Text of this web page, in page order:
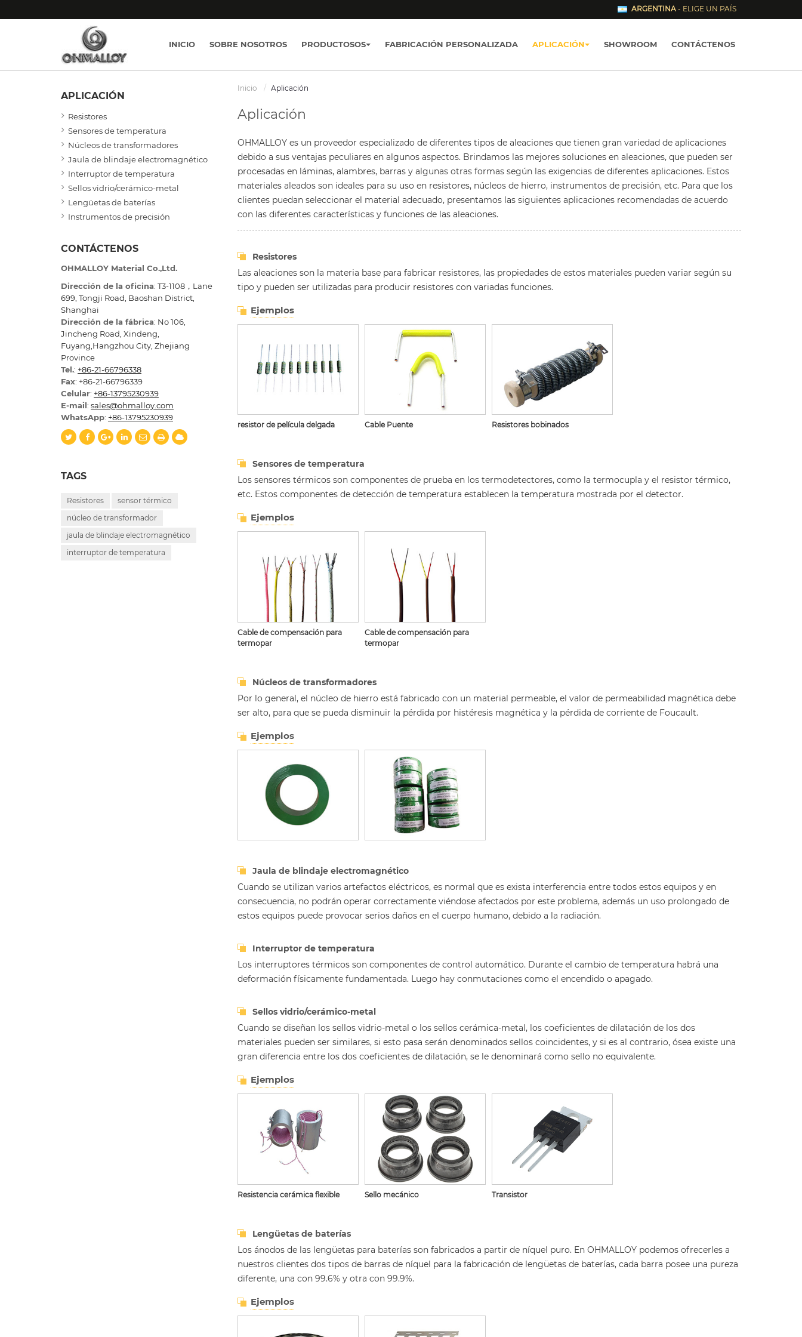
ARGENTINA - ELIGE UN PAÍS
INICIO SOBRE NOSOTROS PRODUCTOSOS FABRICACIÓN PERSONALIZADA APLICACIÓN SHOWROOM CONTÁCTENOS
Inicio Aplicación
Aplicación
OHMALLOY es un proveedor especializado de diferentes tipos de aleaciones que tienen gran variedad de aplicaciones
debido a sus ventajas peculiares en algunos aspectos. Brindamos las mejores soluciones en aleaciones, que pueden ser
procesadas en láminas, alambres, barras y algunas otras formas según las exigencias de diferentes aplicaciones. Estos
materiales aleados son ideales para su uso en resistores, núcleos de hierro, instrumentos de precisión, etc. Para que los
clientes puedan seleccionar el material adecuado, presentamos las siguientes aplicaciones recomendadas de acuerdo
con las diferentes características y funciones de las aleaciones.
Resistores
Las aleaciones son la materia base para fabricar resistores, las propiedades de estos materiales pueden variar según su
tipo y pueden ser utilizadas para producir resistores con variadas funciones.
Ejemplos
resistor de película delgada Cable Puente Resistores bobinados
Sensores de temperatura
Los sensores térmicos son componentes de prueba en los termodetectores, como la termocupla y el resistor térmico,
etc. Estos componentes de detección de temperatura establecen la temperatura mostrada por el detector.
Ejemplos
Cable de compensación para
termopar
Cable de compensación para
termopar
Núcleos de transformadores
Por lo general, el núcleo de hierro está fabricado con un material permeable, el valor de permeabilidad magnética debe
ser alto, para que se pueda disminuir la pérdida por histéresis magnética y la pérdida de corriente de Foucault.
Ejemplos
Jaula de blindaje electromagnético
Cuando se utilizan varios artefactos eléctricos, es normal que es exista interferencia entre todos estos equipos y en
consecuencia, no podrán operar correctamente viéndose afectados por este problema, además un uso prolongado de
estos equipos puede provocar serios daños en el cuerpo humano, debido a la radiación.
Interruptor de temperatura
Los interruptores térmicos son componentes de control automático. Durante el cambio de temperatura habrá una
deformación físicamente fundamentada. Luego hay conmutaciones como el encendido o apagado.
Sellos vidrio/cerámico-metal
Cuando se diseñan los sellos vidrio-metal o los sellos cerámica-metal, los coeficientes de dilatación de los dos
materiales pueden ser similares, si esto pasa serán denominados sellos coincidentes, y si es al contrario, ósea existe una
gran diferencia entre los dos coeficientes de dilatación, se le denominará como sello no equivalente.
Ejemplos
Resistencia cerámica flexible Sello mecánico Transistor
Lengüetas de baterías
Los ánodos de las lengüetas para baterías son fabricados a partir de níquel puro. En OHMALLOY podemos ofrecerles a
nuestros clientes dos tipos de barras de níquel para la fabricación de lengüetas de baterías, cada barra posee una pureza
diferente, una con 99.6% y otra con 99.9%.
Ejemplos
APLICACIÓN
Resistores
Sensores de temperatura
Núcleos de transformadores
Jaula de blindaje electromagnético
Interruptor de temperatura
Sellos vidrio/cerámico-metal
Lengüetas de baterías
Instrumentos de precisión
CONTÁCTENOS
OHMALLOY Material Co.,Ltd.
Dirección de la oficina: T3-1108，Lane
699, Tongji Road, Baoshan District,
Shanghai
Dirección de la fábrica: No 106,
Jincheng Road, Xindeng,
Fuyang,Hangzhou City, Zhejiang
Province
Tel.: +86-21-66796338
Fax: +86-21-66796339
Celular: +86-13795230939
E-mail: sales@ohmalloy.com
WhatsApp: +86-13795230939
TAGS
Resistores
sensor térmico
núcleo de transformador
jaula de blindaje electromagnético
interruptor de temperatura